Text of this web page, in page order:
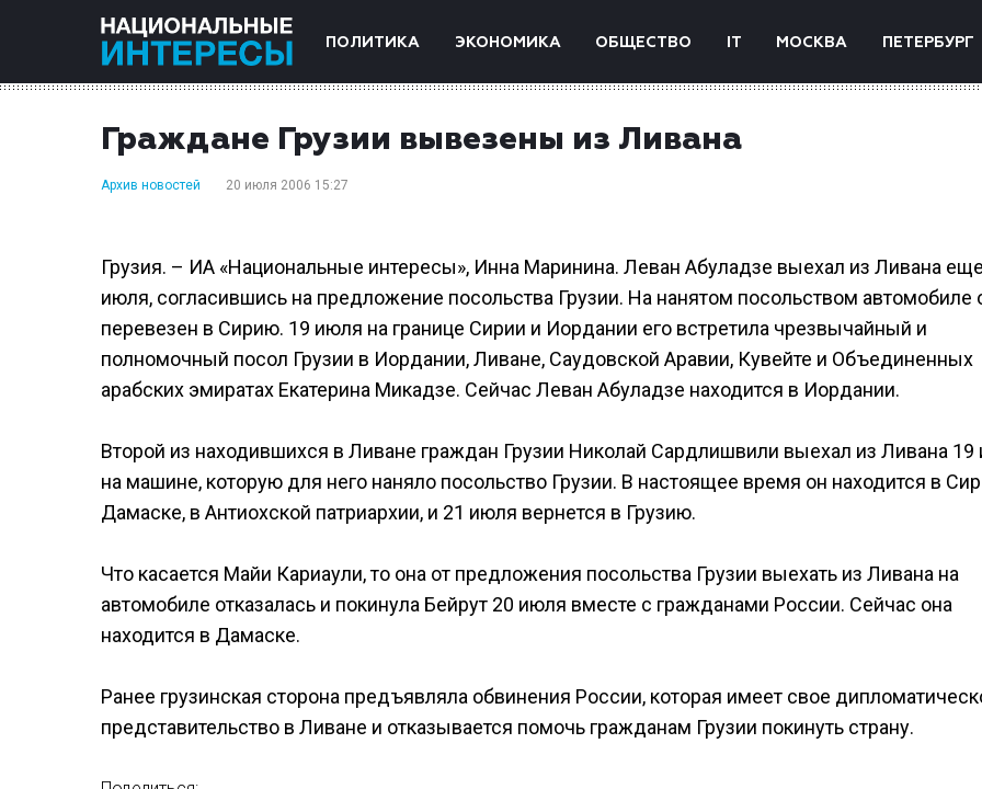
ПОЛИТИКА ЭКОНОМИКА ОБЩЕСТВО IT МОСКВА ПЕТЕРБУРГ
Граждане Грузии вывезены из Ливана
Архив новостей 20 июля 2006 15:27
Грузия. – ИА «Национальные интересы», Инна Маринина. Леван Абуладзе выехал из Ливана
июля, согласившись на предложение посольства Грузии. На нанятом посольством автомобиле
перевезен в Сирию. 19 июля на границе Сирии и Иордании его встретила чрезвычайный и
полномочный посол Грузии в Иордании, Ливане, Саудовской Аравии, Кувейте и Объединенных
арабских эмиратах Екатерина Микадзе. Сейчас Леван Абуладзе находится в Иордании.
Второй из находившихся в Ливане граждан Грузии Николай Сардлишвили выехал из Ливана
на машине, которую для него наняло посольство Грузии. В настоящее время он находится в
Дамаске, в Антиохской патриархии, и 21 июля вернется в Грузию.
Что касается Майи Кариаули, то она от предложения посольства Грузии выехать из Ливана на
автомобиле отказалась и покинула Бейрут 20 июля вместе с гражданами России. Сейчас она
находится в Дамаске.
Ранее грузинская сторона предъявляла обвинения России, которая имеет свое
представительство в Ливане и отказывается помочь гражданам Грузии покинуть страну.